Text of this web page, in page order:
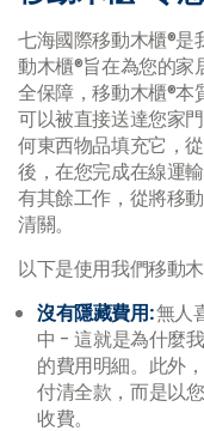
七海國際移動木櫃®是
動木櫃®旨在為您的家
全保障，移動木櫃®本
可以被直接送達您家
何東西物品填充它，
後，在您完成在線運
有其餘工作，從將移
清關。
以下是使用我們移動
沒有隱藏費用:無人
中 - 這就是為什麼
的費用明細。此外
付清全款，而是以
收費。